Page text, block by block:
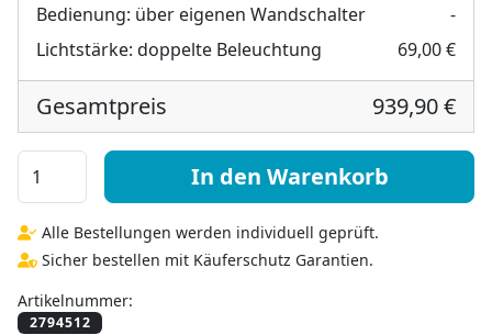
Bedienung: über eigenen Wandschalter
-
Lichtstärke: doppelte Beleuchtung 69,00 €
Gesamtpreis 939,90 €
Hollywood TV Spiegel klappbar - Hollywood oben unten
In den Warenkorb
Alle Bestellungen werden individuell geprüft.
Sicher bestellen mit Käuferschutz Garantien.
Artikelnummer: